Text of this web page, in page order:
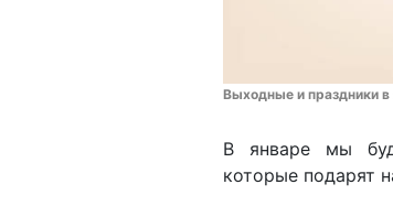
Выходные и праздники
В январе мы
которые подарят